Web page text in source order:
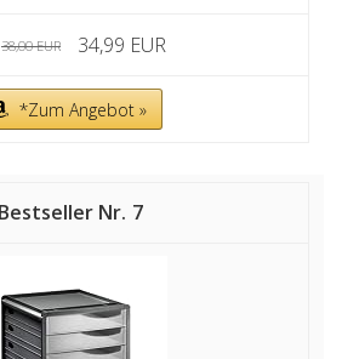
38,00 EUR 34,99 EUR
*Zum Angebot »
7